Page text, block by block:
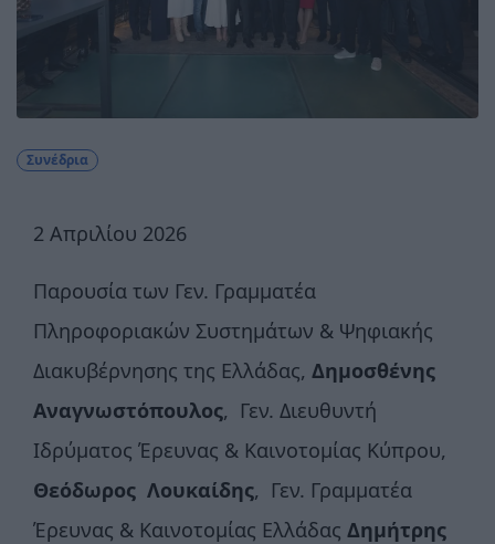
Συνέδρια
2 Απριλίου 2026
Παρουσία των Γεν. Γραμματέα
Πληροφοριακών Συστημάτων & Ψηφιακής
Διακυβέρνησης της Ελλάδας, Δημοσθένης
Αναγνωστόπουλος, Γεν. Διευθυντή
Ιδρύματος Έρευνας & Καινοτομίας Κύπρου,
Θεόδωρος Λουκαίδης, Γεν. Γραμματέα
Έρευνας & Καινοτομίας Ελλάδας Δημήτρης